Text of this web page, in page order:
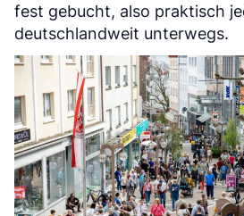
fest gebucht, also praktisch
deutschlandweit unterwegs.